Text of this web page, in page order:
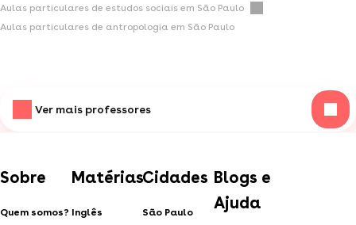
Aulas particulares de estudos sociais em São Paulo
Aulas particulares de antropologia em São Paulo
Ver mais professores
Sobre
Quem somos?
Matérias
Inglês
Cidades
São Paulo
Blogs e
Ajuda